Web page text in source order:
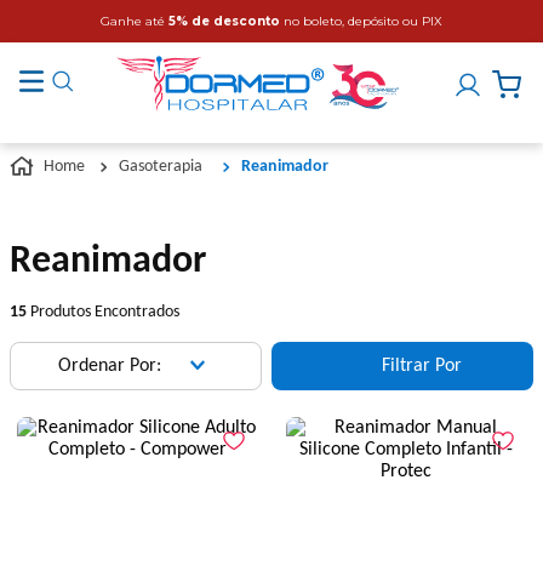
Ganhe até 5% de desconto no boleto, depósito ou PIX
Gasoterapia Reanimador
Reanimador
15 Produtos Encontrados